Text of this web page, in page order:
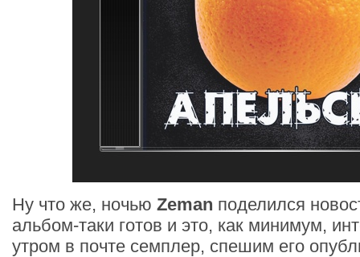
Ну что же, ночью Zeman поделился
альбом-таки готов и это, как минимум,
утром в почте семплер, спешим его